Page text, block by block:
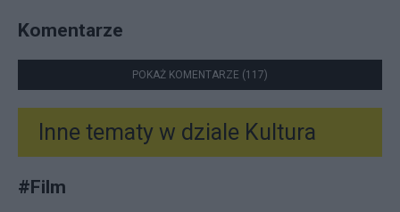
Komentarze
POKAŻ KOMENTARZE (117)
Inne tematy w dziale Kultura
#Film